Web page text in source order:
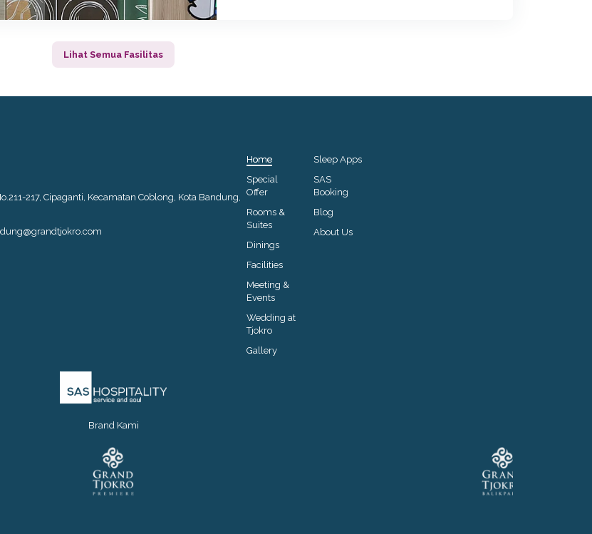
Lihat Semua Fasilitas
217, Cipaganti, Kecamatan Coblong, Kota Bandung,
Home
Special
Offer
Rooms &
Suites
Dinings
Facilities
Meeting &
Events
Wedding at
Tjokro
Gallery
Sleep Apps
SAS
Booking
Blog
About Us
Brand Kami